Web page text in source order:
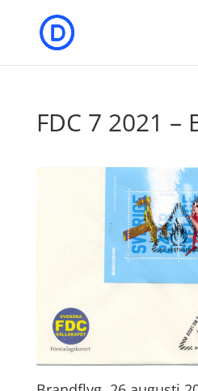
FDC 7 2021 –